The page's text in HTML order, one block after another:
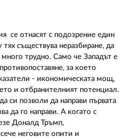
се отнасят с подозрение един
съществува неразбиране, да
трудно. Само че Западът е
за което
- икономическата мощ,
и отбранителният потенциал.
си позволи да направи първата
да го направи. А когато с
Доналд Тръмп,
неговите опити и